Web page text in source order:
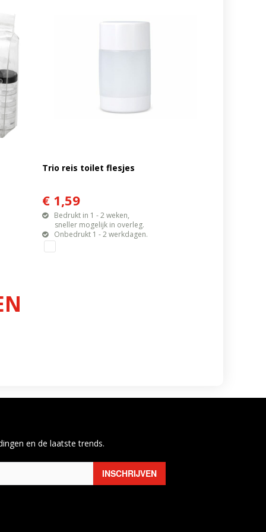
Trio reis toilet flesjes
€ 1,59
Bedrukt in 1 - 2 weken,
sneller mogelijk in overleg.
Onbedrukt 1 - 2 werkdagen.
en de laatste trends.